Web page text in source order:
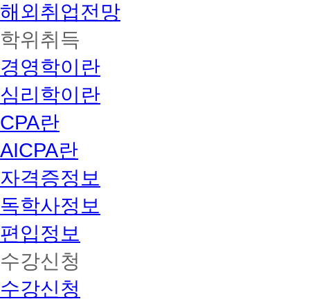
해외취업전망
학위취득
경영학이란
심리학이란
CPA란
AICPA란
자격증정보
독학사정보
편입정보
수강신청
수강신청